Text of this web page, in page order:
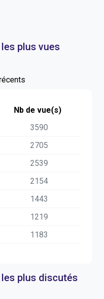
plus vues
Nb de vue(s)
3590
2705
2539
2154
1443
1219
1183
plus discutés